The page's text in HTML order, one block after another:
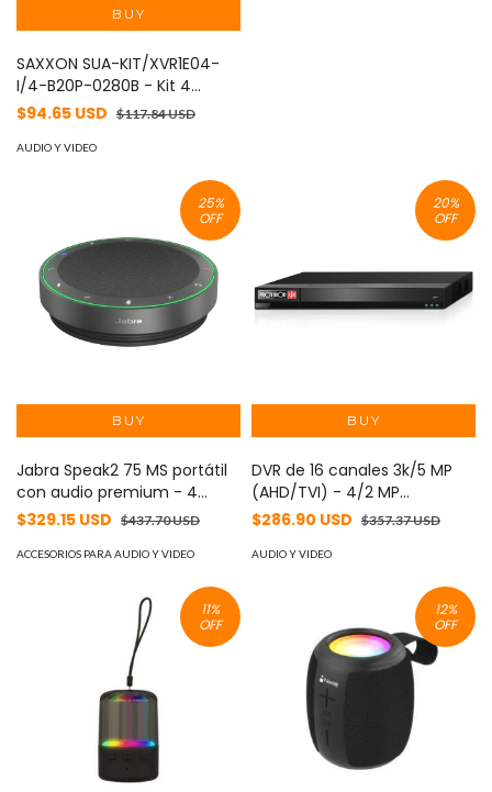
SAXXON SUA-KIT/XVR1E04-
I/4-B20P-0280B - Kit 4
Canales HDCVI 1080P/ 4
DVR Soporta Hasta 5 Ch IP
$94.65 USD $117.84 USD
AUDIO Y VIDEO
25%
OFF
Jabra Speak2 75 MS portátil
con audio premium - 4
micrófonos beamforming,
certificación Microsoft
$329.15 USD $437.70 USD
ACCESORIOS PARA AUDIO Y VIDEO
20%
OFF
DVR de 16 canales 3k/5 MP
(AHD/TVI) - 4/2 MP
(AHD/TVI/CVI) + 8 CH-IP
Dynamic Hybrid, 2xHDD 8 TB,
$286.90 USD $357.37 USD
AUDIO Y VIDEO
11%
OFF
12%
OFF